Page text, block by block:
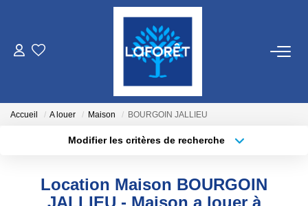
LOCATIONS
ESTIMATION
Accueil A louer Maison BOURGOIN JALLIEU
Modifier les critères de recherche
Surface min
Location Maison BOURGOIN
JALLIEU - Maison a louer à